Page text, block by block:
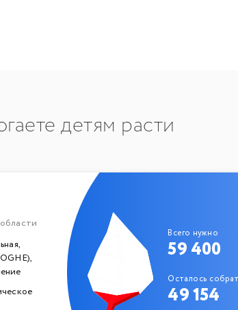
детям расти
Всего нужно
59 400
Осталось
49 154